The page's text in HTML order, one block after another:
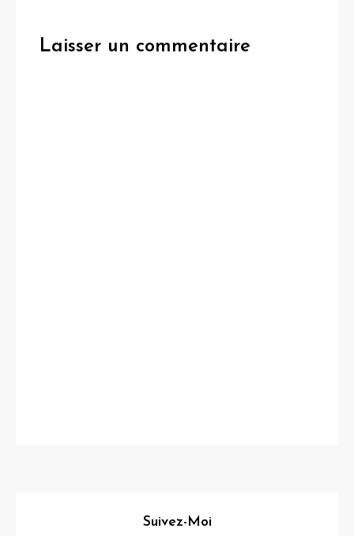
Laisser un commentaire
Suivez-Moi